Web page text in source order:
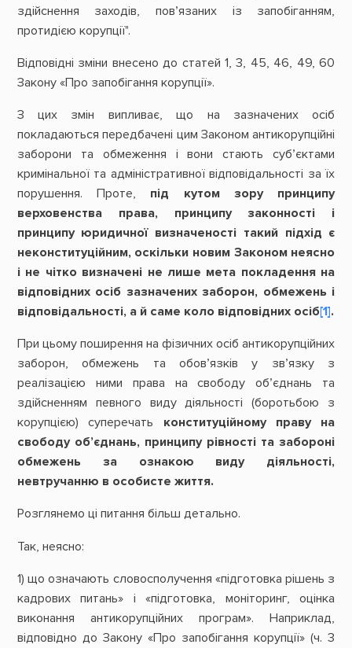
здійснення заходів, пов’язаних із запобіганням,
протидією корупції".
Відповідні зміни внесено до статей 1, 3, 45, 46, 49, 60
Закону «Про запобігання корупції».
З цих змін випливає, що на зазначених осіб
покладаються передбачені цим Законом антикорупційні
заборони та обмеження і вони стають суб’єктами
кримінальної та адміністративної відповідальності за їх
порушення. Проте, під кутом зору принципу
верховенства права, принципу законності і
принципу юридичної визначеності такий підхід є
неконституційним, оскільки новим Законом неясно
і не чітко визначені не лише мета покладення на
відповідних осіб зазначених заборон, обмежень і
відповідальності, а й саме коло відповідних осіб[1].
При цьому поширення на фізичних осіб антикорупційних
заборон, обмежень та обов’язків у зв’язку з
реалізацією ними права на свободу об’єднань та
здійсненням певного виду діяльності (боротьбою з
корупцією) суперечать конституційному праву на
свободу об’єднань, принципу рівності та забороні
обмежень за ознакою виду діяльності,
невтручанню в особисте життя.
Розглянемо ці питання більш детально.
Так, неясно:
1) що означають словосполучення «підготовка рішень з
кадрових питань» і «підготовка, моніторинг, оцінка
виконання антикорупційних програм». Наприклад,
відповідно до Закону «Про запобігання корупції» (ч. 3